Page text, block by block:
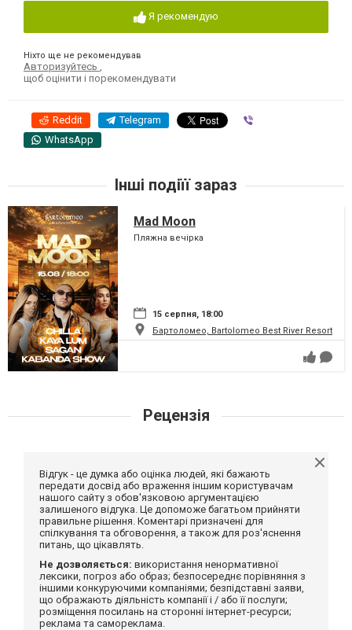
Я рекомендую
Ніхто ще не рекомендував
Авторизуйтесь
щоб оцінити і порекомендувати
Reddit Telegram
WhatsApp
Інші подіїї зараз
Mad Moon
Пляжна вечірка
15 серпня, 18:00
Бартоломео, Bartolomeo Best River Resort
Рецензія
Відгук - це думка або оцінка людей, які бажають
передати досвід або враження іншим користувачам
нашого сайту з обов'язковою аргументацією
залишеного відгука. Це допоможе багатьом прийняти
правильне рішення. Коментарі призначені для
спілкування та обговорення, а також для роз'яснення
питань, що цікавлять.
Не дозволяється: використання ненормативної
лексики, погроз або образ; безпосереднє порівняння з
іншими конкуруючими компаніями; безпідставні заяви,
що ображають діяльність компанії і / або її послуги;
розміщення посилань на сторонні інтернет-ресурси;
реклама та самореклама.